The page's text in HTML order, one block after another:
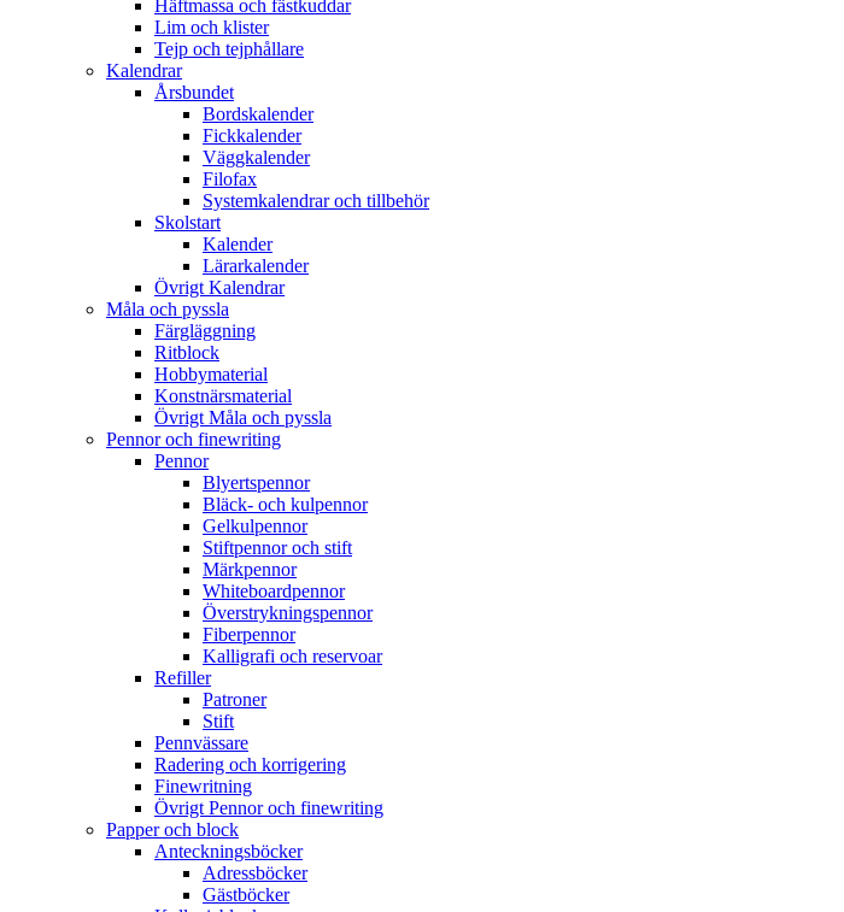
Häftmassa och fästkuddar
Lim och klister
Tejp och tejphållare
Kalendrar
Årsbundet
Bordskalender
Fickkalender
Väggkalender
Filofax
Systemkalendrar och tillbehör
Skolstart
Kalender
Lärarkalender
Övrigt Kalendrar
Måla och pyssla
Färgläggning
Ritblock
Hobbymaterial
Konstnärsmaterial
Övrigt Måla och pyssla
Pennor och finewriting
Pennor
Blyertspennor
Bläck- och kulpennor
Gelkulpennor
Stiftpennor och stift
Märkpennor
Whiteboardpennor
Överstrykningspennor
Fiberpennor
Kalligrafi och reservoar
Refiller
Patroner
Stift
Pennvässare
Radering och korrigering
Finewritning
Övrigt Pennor och finewriting
Papper och block
Anteckningsböcker
Adressböcker
Gästböcker